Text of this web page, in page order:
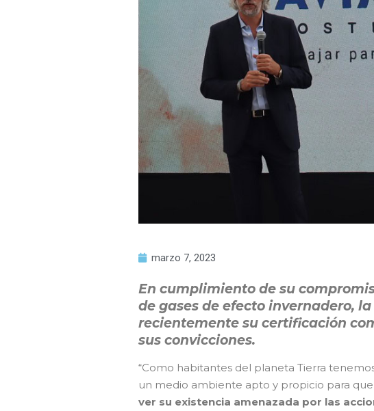
marzo 7, 2023
En cumplimiento de su
de gases de efecto invernadero,
recientemente su certificación
sus convicciones.
“Como habitantes del planeta Tierra
un medio ambiente apto y propicio para
ver su existencia amenazada por las